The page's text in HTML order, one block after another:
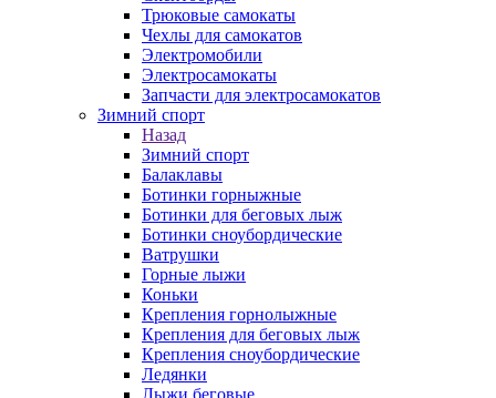
Трюковые самокаты
Чехлы для самокатов
Электромобили
Электросамокаты
Запчасти для электросамокатов
Зимний спорт
Назад
Зимний спорт
Балаклавы
Ботинки горныжные
Ботинки для беговых лыж
Ботинки сноубордические
Ватрушки
Горные лыжи
Коньки
Крепления горнолыжные
Крепления для беговых лыж
Крепления сноубордические
Ледянки
Лыжи беговые